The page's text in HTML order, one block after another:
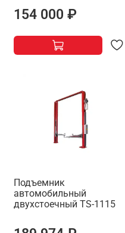
154 000 ₽
Подъемник
автомобильный
двухстоечный ТS-1115